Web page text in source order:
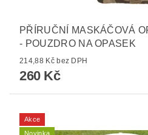
PŘÍRUČNÍ MASKÁČOVÁ
- POUZDRO NA OPASEK
214,88 Kč bez DPH
260 Kč
Akce
Novinka